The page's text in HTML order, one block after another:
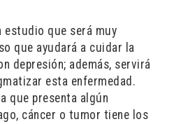
estudio que será muy
que ayudará a cuidar la
depresión; además, servirá
esta enfermedad.
que presenta algún
cáncer o tumor tiene los